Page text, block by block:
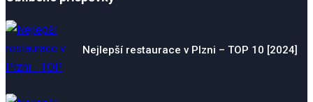
Nejlepší restaurace v Plzni – TOP 10 [2024]